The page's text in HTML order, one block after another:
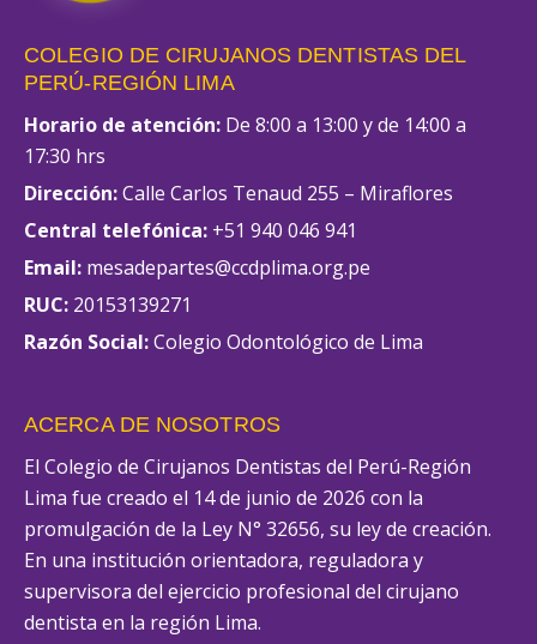
COLEGIO DE CIRUJANOS DENTISTAS DEL
PERÚ-REGIÓN LIMA
Horario de atención: De 8:00 a 13:00 y de 14:00 a
17:30 hrs
Dirección:Calle Carlos Tenaud 255 – Miraflores
Central telefónica: +51 940 046 941
Email: mesadepartes@ccdplima.org.pe
RUC: 20153139271
Razón Social:Colegio Odontológico de Lima
ACERCA DE NOSOTROS
El Colegio de Cirujanos Dentistas del Perú-Región
Lima fue creado el 14 de junio de 2026 con la
promulgación de la Ley N° 32656, su ley de creación.
En una institución orientadora, reguladora y
supervisora del ejercicio profesional del cirujano
dentista en la región Lima.